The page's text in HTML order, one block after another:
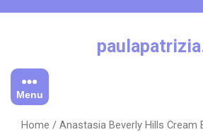
Menu
Home / Anastasia Beverly Hills Cream